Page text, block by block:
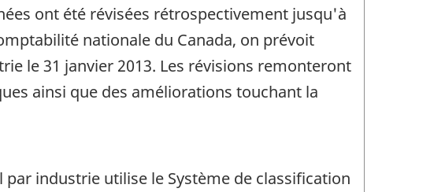
ont été révisées rétrospectivement jusqu'à
nationale du Canada, on prévoit
le 31 janvier 2013. Les révisions remonteront
ainsi que des améliorations touchant la
industrie utilise le Système de classification